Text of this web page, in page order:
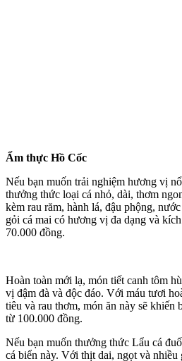
Ẩm thực Hồ Cốc
Nếu bạn muốn trải nghiệm hương vị
thưởng thức loại cá nhỏ, dài, thơm
kèm rau răm, hành lá, đậu phộng,
gỏi cá mai có hương vị đa dạng và
70.000 đồng.
Hoàn toàn mới lạ, món tiết canh tôm
vị đậm đà và độc đáo. Với máu tươi
tiêu và rau thơm, món ăn này sẽ khiến
từ 100.000 đồng.
Nếu bạn muốn thưởng thức Lẩu cá
cá biển này. Với thịt dai, ngọt và